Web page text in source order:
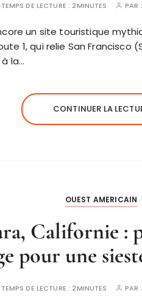
TEMPS DE LECTURE :2MINUTES PAR
un site touristique
1, qui relie San Francisco
la…
CONTINUER LA
OUEST AMERICAIN
Californie :
pour une
TEMPS DE LECTURE :2MINUTES PAR